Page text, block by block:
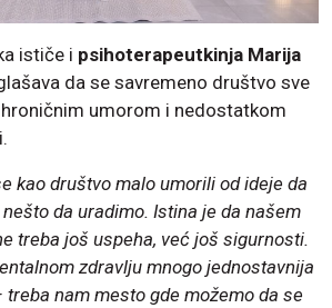
ističe i psihoterapeutkinja Marija
da se savremeno društvo sve
umorom i nedostatkom
kao društvo malo umorili od ideje da
da uradimo. Istina je da našem
treba još uspeha, već još sigurnosti.
zdravlju mnogo jednostavnija
nam mesto gde možemo da se